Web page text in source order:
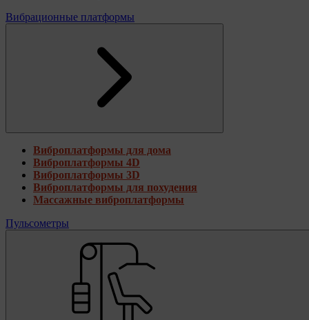
Вибрационные платформы
Виброплатформы для дома
Виброплатформы 4D
Виброплатформы 3D
Виброплатформы для похудения
Массажные виброплатформы
Пульсометры